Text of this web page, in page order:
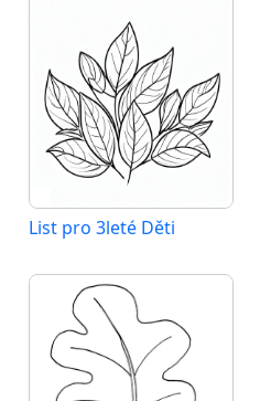
List pro 3leté Děti